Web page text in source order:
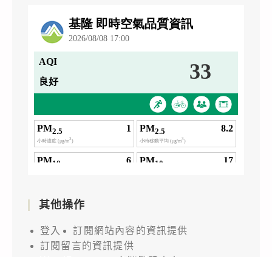
其他操作
登入
訂閱網站內容的資訊提供
訂閱留言的資訊提供